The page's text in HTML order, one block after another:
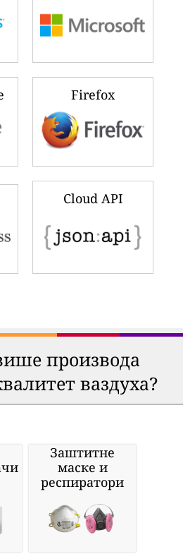
Firefox
Cloud API
производа
ваздуха?
Заштитне
маске и
респиратори